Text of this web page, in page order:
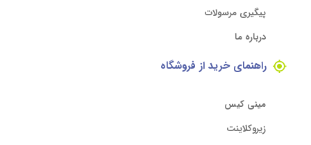
پیگیری مرسولات
درباره ما
راهنمای خرید از فروشگاه
مینی کیس
زیروکلاینت